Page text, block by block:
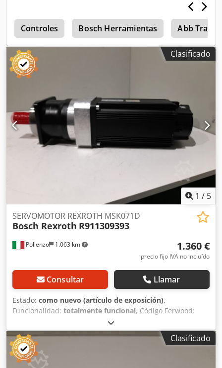
Controles Bosch Herramientas Abb
Clasificado
1 / 5
Pollenzo 1.063 km
SERVOMOTOR REXROTH MSK071D
Bosch Rexroth R911309393
1.360 €
precio fijo IVA no incluído
Consultar Llamar
Estado: como nuevo (artículo de exposición),
Funcionalidad: totalmente funcional, Código Ferwood:
RS0002839 - Código fabricante: R911309393 - Estado: Como
nuevo (artículo a mostrar) - Funcionalidad: Totalmente
funcional - Peso: 36KG - Dimensiones: 80X35X33 - Si está
interesado, ofrecemos un servicio de revisión, contáctenos.
Cjdpfx Asvvavfsdqorf
Clasificado